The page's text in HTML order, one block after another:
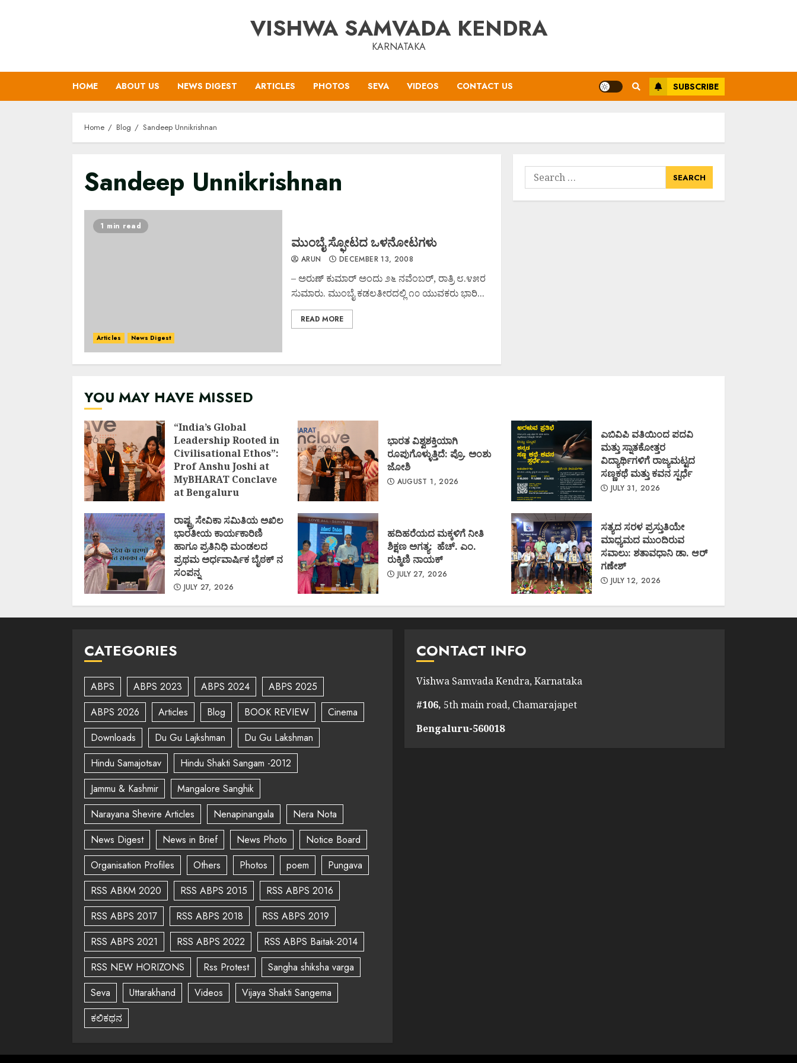
VISHWA SAMVADA KENDRA
KARNATAKA
HOME ABOUT US NEWS DIGEST ARTICLES PHOTOS SEVA VIDEOS CONTACT US SUBSCRIBE
Home Blog Sandeep Unnikrishnan
Sandeep Unnikrishnan
1 min read
Articles News Digest
ಮುಂಬೈ ಸ್ಫೋಟದ ಒಳನೋಟಗಳು
ARUN DECEMBER 13, 2008
– ಅರುಣ್ ಕುಮಾರ್ ಅಂದು ೨೬ ನವೆಂಬರ್, ರಾತ್ರಿ ೮.೪೫ರ
ಸುಮಾರು. ಮುಂಬೈ ಕಡಲತೀರದಲ್ಲಿ ೧೦ ಯುವಕರು ಭಾರಿ...
READ MORE
Search
for:
YOU MAY HAVE MISSED
“India’s Global
Leadership Rooted in
Civilisational Ethos”:
Prof Anshu Joshi at
MyBHARAT Conclave
at Bengaluru
ಭಾರತ ವಿಶ್ವಶಕ್ತಿಯಾಗಿ
ರೂಪುಗೊಳ್ಳುತ್ತಿದೆ: ಪ್ರೊ. ಅಂಶು
ಜೋಶಿ
AUGUST 1, 2026
ಎಬಿವಿಪಿ ವತಿಯಿಂದ ಪದವಿ
ಮತ್ತು ಸ್ನಾತಕೋತ್ತರ
ವಿದ್ಯಾರ್ಥಿಗಳಿಗೆ ರಾಜ್ಯಮಟ್ಟದ
ಸಣ್ಣಕಥೆ ಮತ್ತು ಕವನ ಸ್ಪರ್ಧೆ
JULY 31, 2026
ರಾಷ್ಟ್ರ ಸೇವಿಕಾ ಸಮಿತಿಯ ಅಖಿಲ
ಭಾರತೀಯ ಕಾರ್ಯಕಾರಿಣಿ
ಹಾಗೂ ಪ್ರತಿನಿಧಿ ಮಂಡಲದ
ಪ್ರಥಮ ಅರ್ಧವಾರ್ಷಿಕ ಬೈಠಕ್ ನ
ಸಂಪನ್ನ
JULY 27, 2026
ಹದಿಹರೆಯದ ಮಕ್ಕಳಿಗೆ ನೀತಿ
ಶಿಕ್ಷಣ ಅಗತ್ಯ: ಹೆಚ್. ಎಂ.
ರುಕ್ಮಿಣಿ ನಾಯಕ್
JULY 27, 2026
ಸತ್ಯದ ಸರಳ ಪ್ರಸ್ತುತಿಯೇ
ಮಾಧ್ಯಮದ ಮುಂದಿರುವ
ಸವಾಲು: ಶತಾವಧಾನಿ ಡಾ. ಆರ್
ಗಣೇಶ್
JULY 12, 2026
CATEGORIES
ABPS ABPS 2023 ABPS 2024
ABPS 2025
ABPS 2026
Articles Blog BOOK REVIEW
Cinema
Downloads
Du Gu Lajkshman
Du Gu Lakshman
Hindu Samajotsav
Hindu Shakti Sangam -2012
Jammu & Kashmir
Mangalore Sanghik
Narayana Shevire Articles
Nenapinangala
Nera Nota
News Digest
News in Brief News Photo
Notice Board
Organisation Profiles
Others Photos poem
Pungava
RSS ABKM 2020
RSS ABPS 2015
RSS ABPS 2016
RSS ABPS 2017
RSS ABPS 2018
RSS ABPS 2019
RSS ABPS 2021
RSS ABPS 2022
RSS ABPS Baitak-2014
RSS NEW HORIZONS
Rss Protest
Sangha shiksha varga
Seva
Uttarakhand Videos
Vijaya Shakti Sangema
ಕಲಿಕಥನ
CONTACT INFO
Vishwa Samvada Kendra, Karnataka
#106, 5th main road, Chamarajapet
Bengaluru-560018